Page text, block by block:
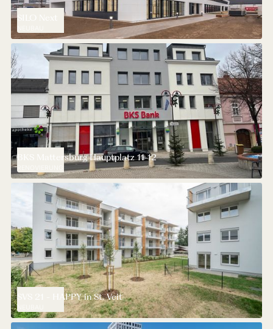
BKS Mattersburg Hauptplatz 11-12
SVS 21 - HAPPY in St. Veit